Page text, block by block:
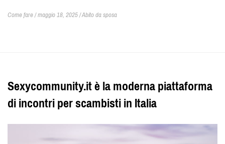
Come fare / maggio 18, 2025 /Abito da sposa
Sexycommunity.it è la moderna piattaforma
di incontri per scambisti in Italia